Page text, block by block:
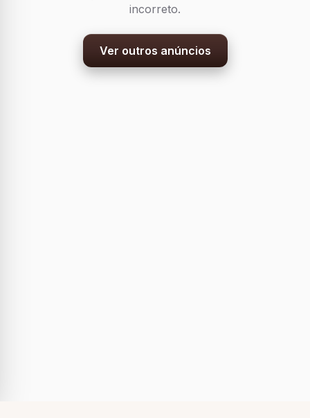
incorreto.
Ver outros anúncios